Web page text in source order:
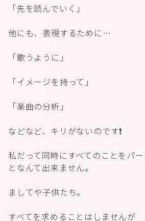
「先を読んでいく」
他にも、表現するために…
「歌うように」
「イメージを持って」
「楽曲の分析」
などなど、キリがないのです❗️
私だって同時にすべてのことをパ
となんて出来ません。
ましてや子供たち。
すべてを求めることはしませんが